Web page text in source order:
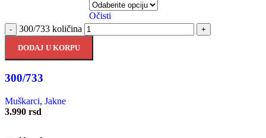
Očisti
- 300/733 količina +
DODAJ U KORPU
300/733
Muškarci, Jakne
3.990 rsd